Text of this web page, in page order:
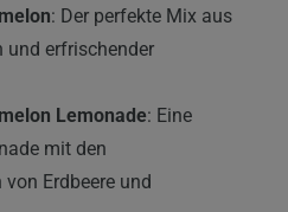
: Der perfekte Mix aus
und erfrischender
Lemonade: Eine
mit den
Erdbeere und